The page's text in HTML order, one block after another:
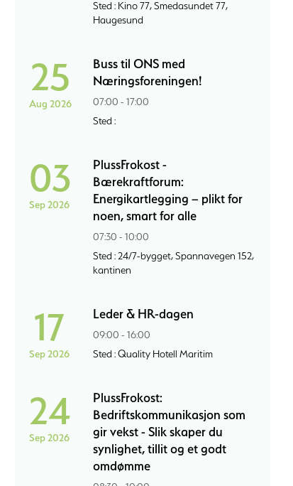
Sted : Kino 77, Smedasundet 77,
Haugesund
25
Aug 2026
Buss til ONS med
Næringsforeningen!
07:00 - 17:00
Sted :
03
Sep 2026
PlussFrokost -
Bærekraftforum:
Energikartlegging – plikt for
noen, smart for alle
07:30 - 10:00
Sted : 24/7-bygget, Spannavegen 152,
kantinen
17
Sep 2026
Leder & HR-dagen
09:00 - 16:00
Sted : Quality Hotell Maritim
24
Sep 2026
PlussFrokost:
Bedriftskommunikasjon som
gir vekst - Slik skaper du
synlighet, tillit og et godt
omdømme